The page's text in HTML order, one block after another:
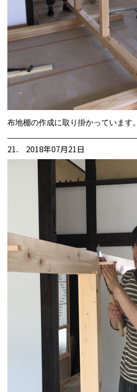
布地棚の作成に取り掛かっています。
21. 2018年07月21日